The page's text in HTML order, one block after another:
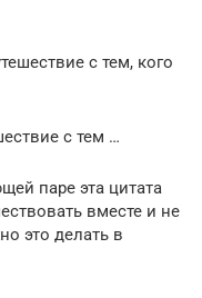
с тем, кого
с тем …
паре эта цитата
вместе и не
это делать в